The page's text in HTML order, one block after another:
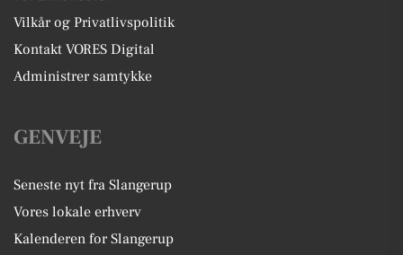
Vilkår og Privatlivspolitik
Kontakt VORES Digital
Administrer samtykke
GENVEJE
Seneste nyt fra Slangerup
Vores lokale erhverv
Kalenderen for Slangerup